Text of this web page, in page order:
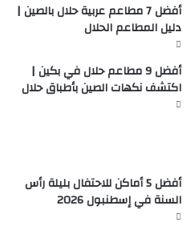
أفضل 7 مطاعم عربية حلال بالصين |
دليل المطاعم الحلال
أفضل 9 مطاعم حلال في بكين |
اكتشف نكهات الصين بأطباق حلال
أفضل 5 أماكن للاحتفال بليلة رأس
السنة في إسطنبول 2026